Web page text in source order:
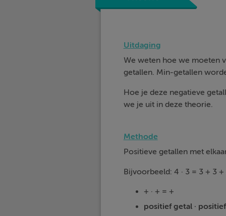
Uitdaging
We weten hoe we moeten
getallen. Min-getallen
Hoe je deze negatieve
we je uit in deze theorie.
Methode
Positieve getallen met
Bijvoorbeeld: 4 · 3 = 3 + 3 +
+ · + = +
positief getal ·